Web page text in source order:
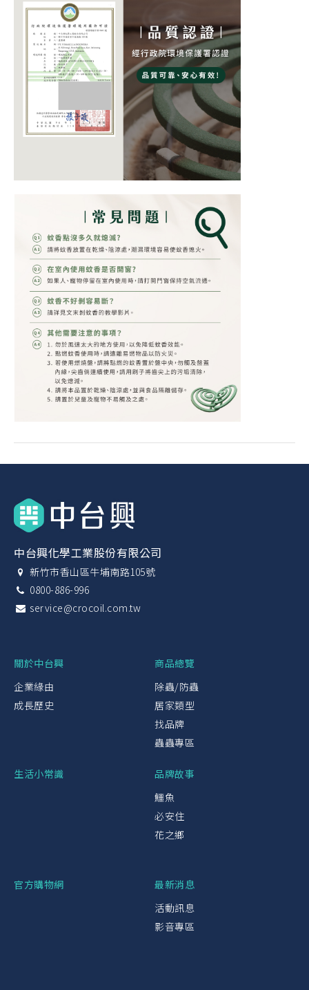
中台興化學工業股份有限公司
新竹市香山區牛埔南路105號
0800-886-996
service@crocoil.com.tw
關於中台興
企業緣由
成長歷史
商品總覽
除蟲/防蟲
居家類型
找品牌
蟲蟲專區
生活小常識
品牌故事
鱷魚
必安住
花之鄉
官方購物網
最新消息
活動訊息
影音專區